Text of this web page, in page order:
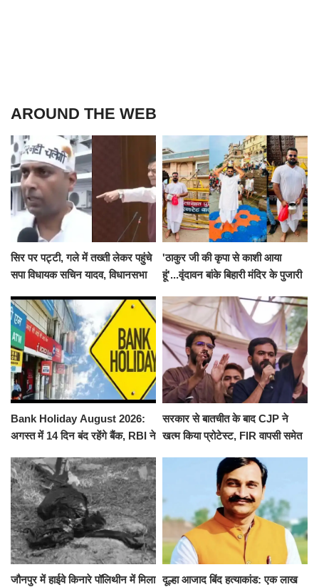
AROUND THE WEB
सिर पर पट्टी, गले में तख्ती लेकर पहुंचे
सपा विधायक सचिन यादव, विधानसभा
निलंबित
'ठाकुर जी की कृपा से काशी आया
हूं'...वृंदावन बांके बिहारी मंदिर के पुजारी
जलाभिषेक
Bank Holiday August 2026:
अगस्त में 14 दिन बंद रहेंगे बैंक, RBI ने
सरकार से बातचीत के बाद CJP ने
खत्म किया प्रोटेस्ट, FIR वापसी समेत
जौनपुर में हाईवे किनारे पॉलिथीन में मिला दूल्हा आजाद बिंद हत्याकांड: एक लाख